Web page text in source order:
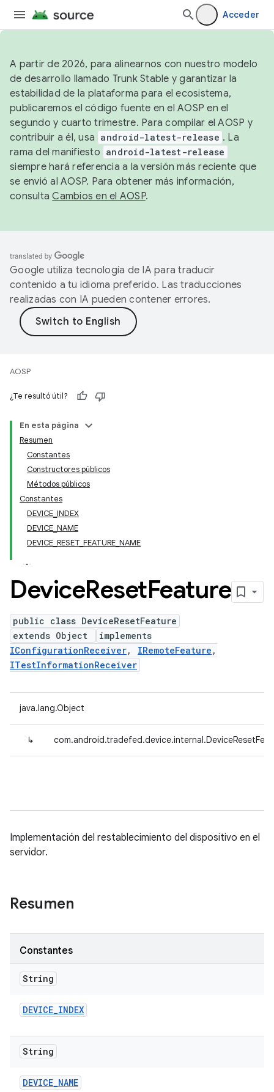
Acceder
A partir de 2026, para alinearnos con nuestro modelo
de desarrollo llamado Trunk Stable y garantizar la
estabilidad de la plataforma para el ecosistema,
publicaremos el código fuente en el AOSP en el
segundo y cuarto trimestre. Para compilar el AOSP y
contribuir a él, usa android-latest-release . La
rama del manifiesto android-latest-release
siempre hará referencia a la versión más reciente que
se envió al AOSP. Para obtener más información,
consultaCambios en el AOSP.
Google utiliza tecnología de IA para traducir
contenido a tu idioma preferido. Las traducciones
realizadas con IA pueden contener errores.
AOSP
¿Te resultó útil?
En esta página
Resumen
Constantes
Constructores públicos
Métodos públicos
Constantes
DEVICE_INDEX
DEVICE_NAME
DEVICE_RESET_FEATURE_NAME
DeviceResetFeature
public class DeviceResetFeature
extends Object
implements
IConfigurationReceiver, IRemoteFeature ,
ITestInformationReceiver
java.lang.Object
↳
Implementación del restablecimiento del dispositivo en el
servidor.
Resumen
Constantes
String
DEVICE_INDEX
String
DEVICE_NAME